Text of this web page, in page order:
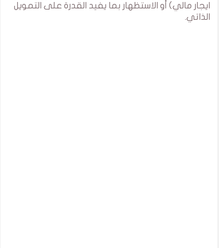
ايجار مالي) أو الاستظهار بما يفيد القدرة على التمويل
الذاتي.